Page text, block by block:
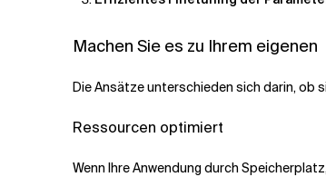
Machen Sie es zu Ihrem eigenen
Die Ansätze unterschieden sich darin, ob
Ressourcen optimiert
Wenn Ihre Anwendung durch